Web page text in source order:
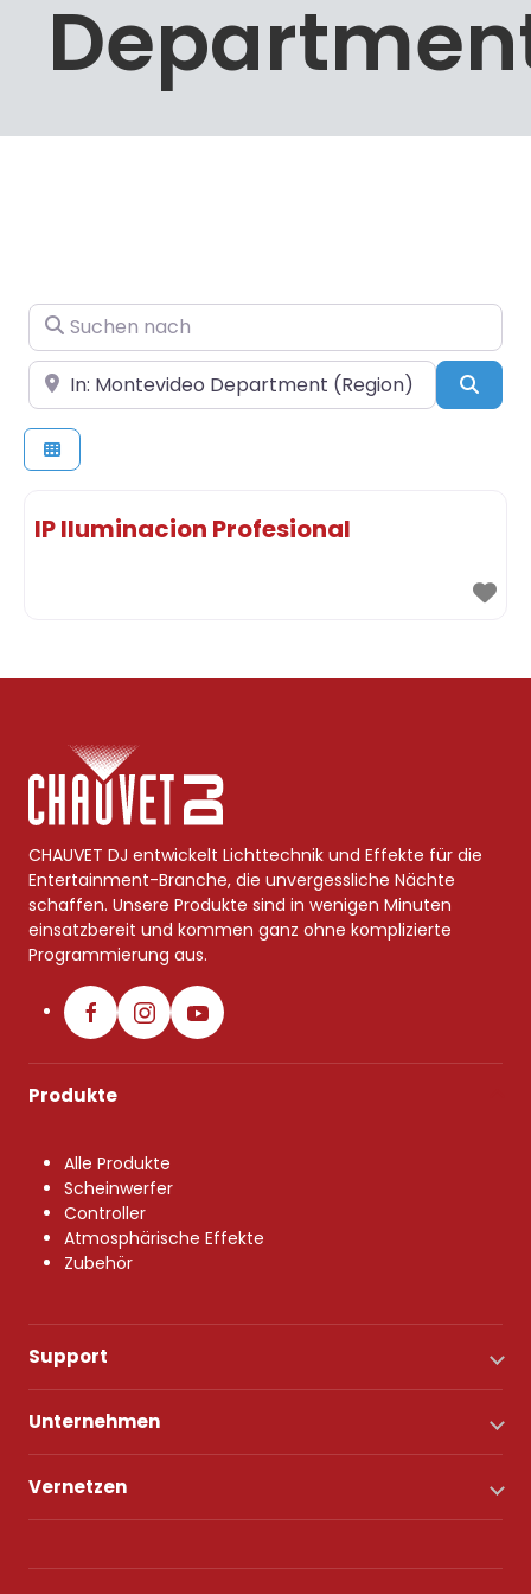
Suchen nach
In der Nähe
IP Iluminacion Profesional
CHAUVET DJ entwickelt Lichttechnik und Effekte für die
Entertainment-Branche, die unvergessliche Nächte
schaffen. Unsere Produkte sind in wenigen Minuten
einsatzbereit und kommen ganz ohne komplizierte
Programmierung aus.
Produkte
Alle Produkte
Scheinwerfer
Controller
Atmosphärische Effekte
Zubehör
Support
Unternehmen
Vernetzen